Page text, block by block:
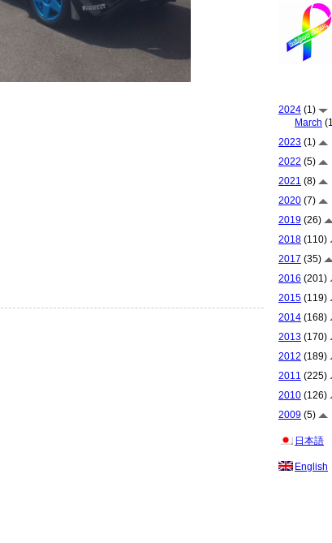
2024 (1)
March
2023 (1)
2022 (5)
2021 (8)
2020 (7)
2019 (26)
2018 (110)
2017 (35)
2016 (201)
2015 (119)
2014 (168)
2013 (170)
2012 (189)
2011 (225)
2010 (126)
2009 (5)
日本語
English